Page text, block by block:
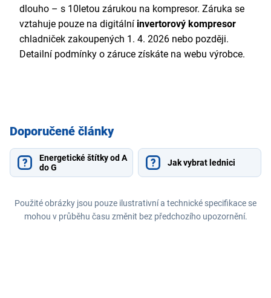
dlouho – s 10letou zárukou na kompresor. Záruka se
vztahuje pouze na digitální invertorový kompresor
chladniček zakoupených 1. 4. 2026 nebo později.
Detailní podmínky o záruce získáte na webu výrobce.
Doporučené články
Energetické štítky od A
do G
Jak vybrat lednici
Použité obrázky jsou pouze ilustrativní a technické specifikace se
mohou v průběhu času změnit bez předchozího upozornění.